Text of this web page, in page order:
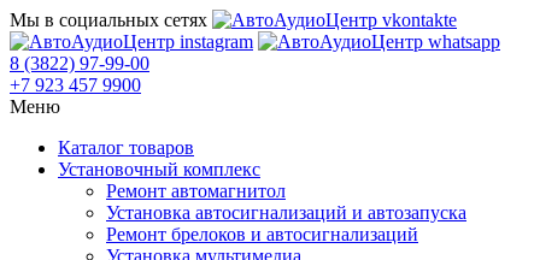
Мы в социальных сетях
8 (3822) 97-99-00
+7 923 457 9900
Меню
Каталог товаров
Установочный комплекс
Ремонт автомагнитол
Установка автосигнализаций и автозапуска
Ремонт брелоков и автосигнализаций
Установка мультимедиа